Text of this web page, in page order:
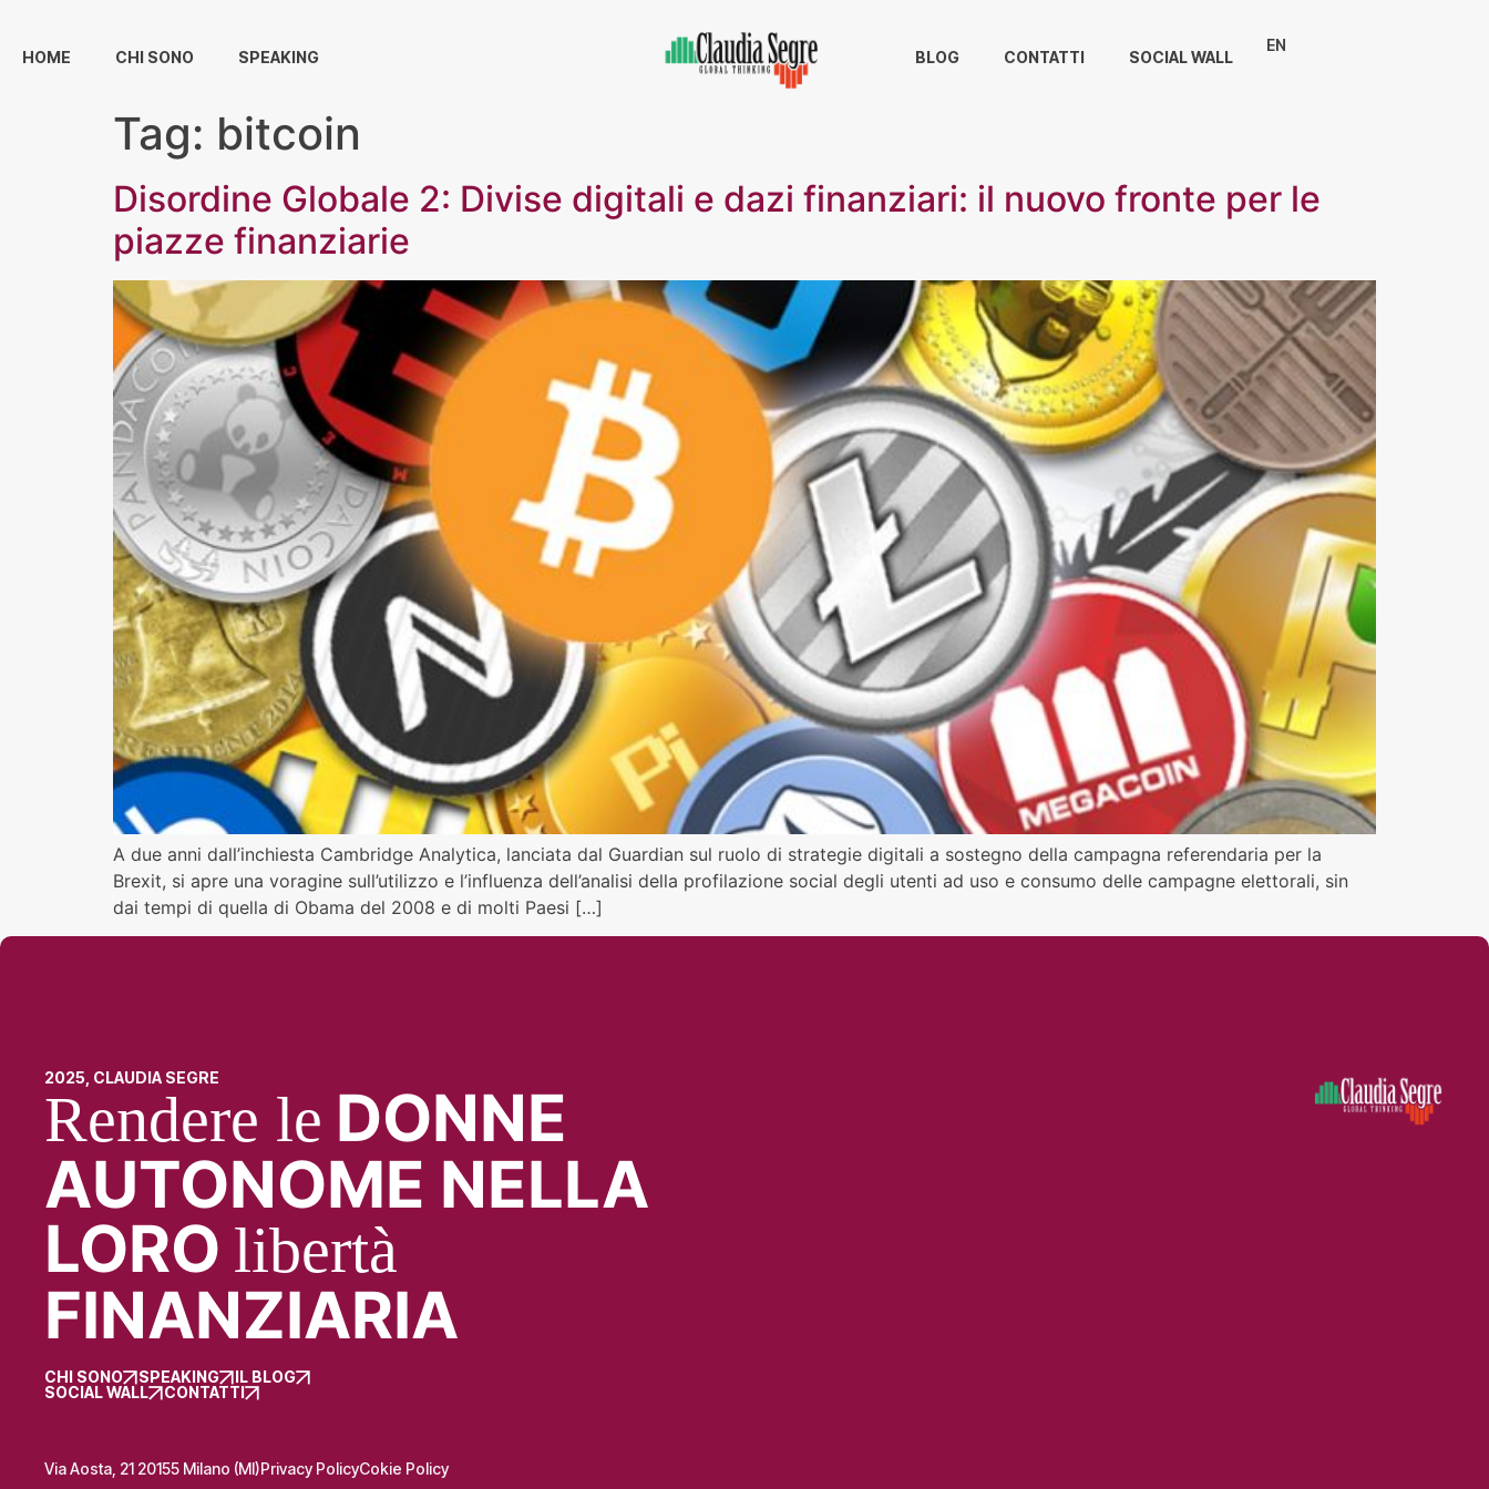
HOME CHI SONO SPEAKING BLOG CONTATTI SOCIAL WALL
EN
Tag: bitcoin
Disordine Globale 2: Divise digitali e dazi finanziari: il nuovo fronte per le
piazze finanziarie
A due anni dall’inchiesta Cambridge Analytica, lanciata dal Guardian sul ruolo di strategie digitali a sostegno della campagna referendaria per la
Brexit, si apre una voragine sull’utilizzo e l’influenza dell’analisi della profilazione social degli utenti ad uso e consumo delle campagne elettorali, sin
dai tempi di quella di Obama del 2008 e di molti Paesi […]
2025, CLAUDIA SEGRE
Rendere le DONNE
AUTONOME NELLA
LORO libertà
FINANZIARIA
CHI SONO SPEAKING
IL BLOG
SOCIAL WALL
CONTATTI
Via Aosta, 21 20155 Milano (MI)Privacy PolicyCokie Policy